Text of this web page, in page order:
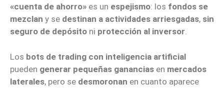
«cuenta de ahorro» es un espejismo: los fondos se
mezclan y se destinan a actividades arriesgadas, sin
seguro de depósito ni protección al inversor.
Los bots de trading con inteligencia artificial
pueden generar pequeñas ganancias en mercados
laterales, pero se desmoronan en cuanto aparece